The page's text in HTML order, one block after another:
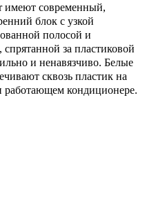
имеют современный,
блок с узкой
полосой и
за пластиковой
и ненавязчиво. Белые
сквозь пластик на
работающем кондиционере.